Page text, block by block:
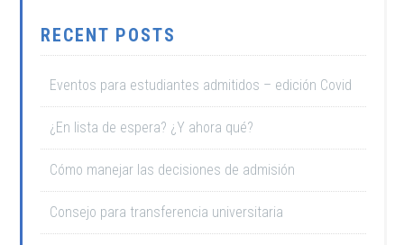
RECENT POSTS
Eventos para estudiantes admitidos – edición Covid
¿En lista de espera? ¿Y ahora qué?
Cómo manejar las decisiones de admisión
Consejo para transferencia universitaria